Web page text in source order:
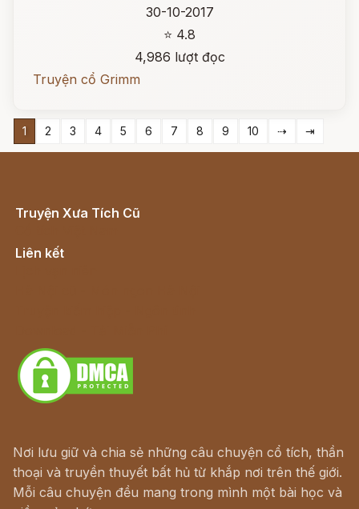
30-10-2017
⭐ 4.8
4,986 lượt đọc
Truyện cổ Grimm
1 2 3 4 5 6 7 8 9 10 ⇢ ⇥
Truyện Xưa Tích Cũ
Liên kết
Nơi lưu giữ và chia sẻ những câu chuyện cổ tích, thần
thoại và truyền thuyết bất hủ từ khắp nơi trên thế giới.
Mỗi câu chuyện đều mang trong mình một bài học và